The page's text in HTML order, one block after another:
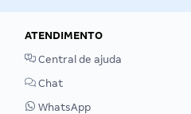
ATENDIMENTO
Central de ajuda
Chat
WhatsApp